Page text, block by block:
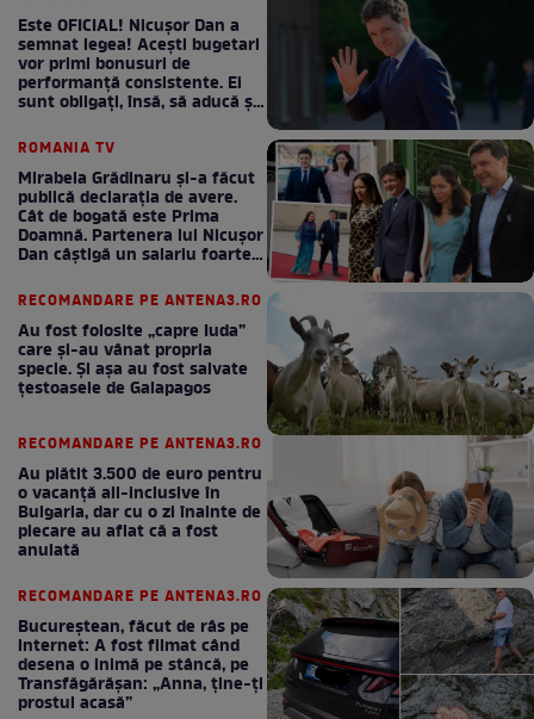
Este OFICIAL! Nicușor Dan a
semnat legea! Acești bugetari
vor primi bonusuri de
performanță consistente. Ei
sunt obligați, însă, să aducă și
ROMANIA TV
Mirabela Grădinaru și-a făcut
publică declarația de avere.
Cât de bogată este Prima
Doamnă. Partenera lui Nicușor
Dan câștigă un salariu foarte
RECOMANDARE PE ANTENA3.RO
Au fost folosite „capre Iuda”
care și-au vânat propria
specie. Și așa au fost salvate
țestoasele de Galapagos
RECOMANDARE PE ANTENA3.RO
Au plătit 3.500 de euro pentru
o vacanță all-inclusive în
Bulgaria, dar cu o zi înainte de
plecare au aflat că a fost
anulată
RECOMANDARE PE ANTENA3.RO
Bucureștean, făcut de râs pe
internet: A fost filmat când
desena o inimă pe stâncă, pe
Transfăgărășan: „Anna, ține-ți
prostul acasă”